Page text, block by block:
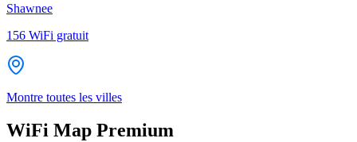
Shawnee
156 WiFi gratuit
Montre toutes les villes
WiFi Map Premium